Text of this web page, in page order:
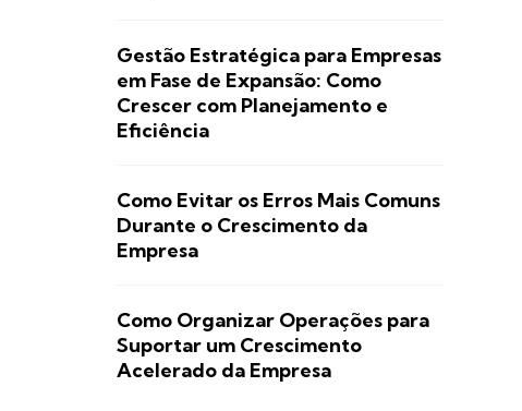
Gestão Estratégica para Empresas
em Fase de Expansão: Como
Crescer com Planejamento e
Eficiência
Como Evitar os Erros Mais Comuns
Durante o Crescimento da
Empresa
Como Organizar Operações para
Suportar um Crescimento
Acelerado da Empresa